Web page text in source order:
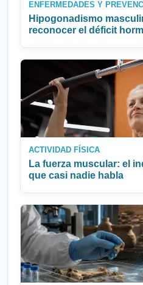
ENFERMEDADES Y
Hipogonadismo
reconocer el déficit
ACTIVIDAD FÍSICA
La fuerza muscular: el
que casi nadie habla